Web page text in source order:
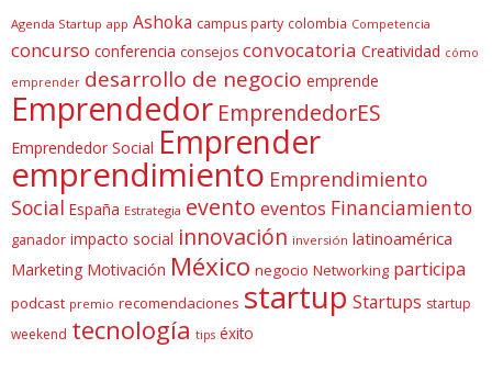
Agenda Startup app Ashoka campus party colombia Competencia
concurso conferencia consejos convocatoria Creatividad cómo
emprender desarrollo de negocio emprende
Emprendedor EmprendedorES
Emprendedor Social Emprender
emprendimiento Emprendimiento
Social España Estrategia evento eventos Financiamiento
ganador impacto social innovación inversión latinoamérica
Marketing Motivación México negocio Networking participa
podcast premio recomendaciones startup Startups startup
weekend tecnología tips éxito